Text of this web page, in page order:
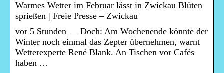
Warmes Wetter im Februar lässt in Zwickau Blüten
sprießen | Freie Presse – Zwickau
vor 5 Stunden — Doch: Am Wochenende könnte der
Winter noch einmal das Zepter übernehmen, warnt
Wetterexperte René Blank. An Tischen vor Cafés
haben …